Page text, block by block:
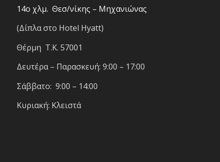
14ο χλμ. Θεσ/νίκης – Μηχανιώνας
(Δίπλα στο Hotel Hyatt)
Θέρμη T.K. 57001
Δευτέρα – Παρασκευή: 9:00 – 17:00
Σάββατο: 9:00 – 14:00
Κυριακή: Κλειστά